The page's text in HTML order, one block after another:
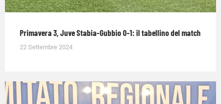
Primavera 3, Juve Stabia-Gubbio 0-1: il tabellino del match
22 Settembre 2024